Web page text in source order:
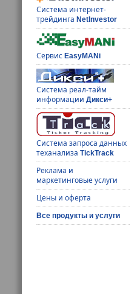
Система интернет-
трейдингаNetInvestor
СервисEasyMANi
Система реал-тайм
информацииДикси+
Система запроса данных
теханализаTickTrack
Реклама и
маркетинговые услуги
Цены и оферта
Все продукты и услуги